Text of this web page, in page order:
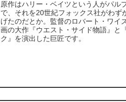
原作はハリー・ベイツという人がパル
で、それを20世紀フォックス社がわず
げたのだとか。監督のロバート・ワイ
画の大作『ウエスト・サイド物語』と
ク』を演出した巨匠です。